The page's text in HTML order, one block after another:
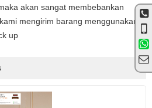
akan sangat membebankan
mengirim barang menggunakan
up